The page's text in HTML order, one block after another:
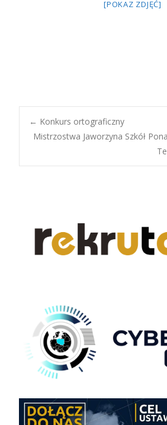
[POKAZ ZDJĘĆ]
Post
navigation
← Konkurs ortograficzny
Mistrzostwa Jaworzyna Szkół